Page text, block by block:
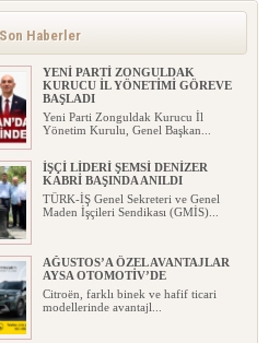
DEĞER KATIYORUZ”
Haberler
Toprak Mahsulleri Ofisi (TMO),
YENİ PARTİ ZONGULDAK
KURUCU İL YÖNETİMİ GÖREVE
BAŞLADI
Yeni Parti Zonguldak Kurucu İl
Yönetim Kurulu, Genel Başkan...
İŞÇİ LİDERİ ŞEMSİ DENİZER
KABRİ BAŞINDA ANILDI
TÜRK-İŞ Genel Sekreteri ve Genel
Maden İşçileri Sendikası (GMİS)...
AĞUSTOS’A ÖZEL AVANTAJLAR
AYSA OTOMOTİV’DE
Citroën, farklı binek ve hafif ticari
modellerinde avantajl...